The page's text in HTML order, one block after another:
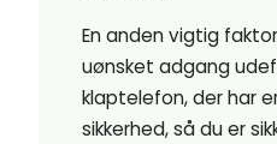
En anden vigtig
uønsket adgang
klaptelefon, der har
sikkerhed, så du er